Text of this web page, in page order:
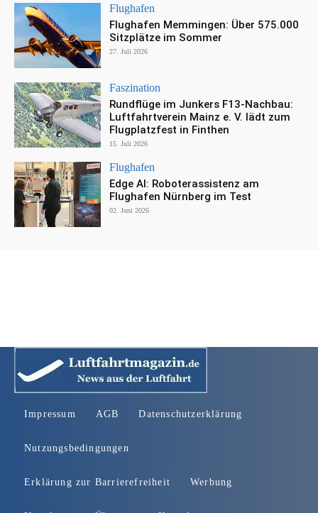
Flughafen
Flughafen Memmingen: Über 575.000
Sitzplätze im Sommer
27. Juli 2026
Faszination
Rundflüge im Junkers F13-Nachbau:
Luftfahrtverein Mainz e. V. lädt zum
Flugplatzfest in Finthen
15. Juli 2026
Flughafen
Edge AI: Roboterassistenz am
Flughafen Nürnberg im Test
02. Juni 2026
Impressum AGB Datenschutzerklärung
Nutzungsbedingungen
Erklärung zur Barrierefreiheit Werbung